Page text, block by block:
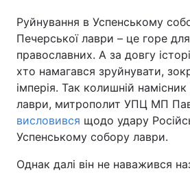
Руйнування в Успенському
Печерської лаври – це горе для
православних. А за довгу
хто намагався зруйнувати,
імперія. Так колишній
лаври, митрополит УПЦ МП
висловився щодо удару
Успенському собору лаври.
Однак далі він не наважився